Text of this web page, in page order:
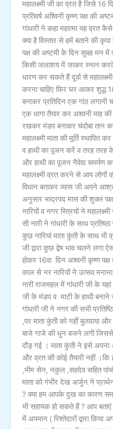
महालक्ष्मी जी का व्रत है जिसे 16
प्रतिवर्ष अश्विनी कृष्ण पक्ष की
गांधारी ने कहा महात्मा यह व्रत
क्या है विस्तार से हमें बताने की
पक्ष की अष्टमी के दिन सुबह मन
किसी जलाशय में जाकर स्नान
धारण कर सकते हैं दूर्वा से
करना चाहिए फिर घर आकर शुद्ध
बनाकर प्रतिदिन एक गांठ लगानी
एक धागा तैयार कर अश्वनी माह
रखकर मंडप बनाकर चंदोबा तान
महालक्ष्मी माता की मूर्ति स्थापित
व हाथी का पूजन करें व तरह तरह
और हाथी का पूजन नैवेद्य समर्पण
महालक्ष्मी व्रत करने से आप लोगों
विधान बताकर व्यास जी अपने
अनुसार भाद्रपद मास की शुक्ल
नारियों व नगर स्त्रियों ने
सी नारी ने गांधारी के साथ
कुछ नारियां माता कुंती के साथ
जी द्वारा कुछ द्वेष भाव चलने लगा
होकर 16वा दिन अश्वनी कृष्ण
काल से नर नारियों ने उत्सव
नारी राजमहल में गांधारी जी के
जी के मंडप व माटी के हाथी
गांधारी जी ने नगर की सभी
,पर माता कुंती को नहीं बुलवाया
बाजे गाजे की धुन बजने लगी
दौड़ गई । माता कुंती ने इसे
और व्रत की कोई तैयारी नहीं ।कि
,भीम सेन, नकुल ,सहदेव सहित
माता को गंभीर देख अर्जुन ने
? क्या हम आपके दुख का कारण
भी सहायक हो सकते हैं ? आप
में अपमान ( रिश्तेदारों द्वारा